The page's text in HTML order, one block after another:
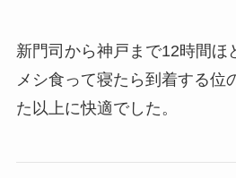
新門司から神戸まで12時間ほ
メシ食って寝たら到着する位
た以上に快適でした。